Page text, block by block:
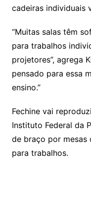
cadeiras individuais
“Muitas salas têm
para trabalhos
projetores”, agrega
pensado para essa
ensino.”
Fechine vai
Instituto Federal da
de braço por mesas
para trabalhos.